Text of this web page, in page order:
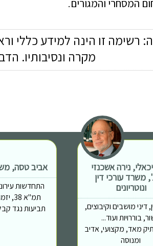
המסחרי והמגורים.
רשימה זו הינה למידע כללי
מקרה ונסיבותיו.
נירה אשכנזי
משרד עורכי דין
ונוטריונים
דיני מושבים וקיבוצים,
בוררויות ועוד...
מאד, מקצועי, אדיב
ומנוסה
אביב טסה,
התחדשות
תמ"א
תביעות נגד